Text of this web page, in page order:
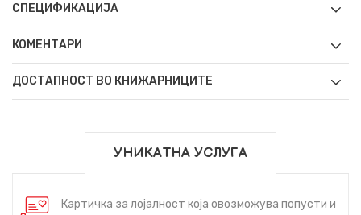
СПЕЦИФИКАЦИЈА
КОМЕНТАРИ
ДОСТАПНОСТ ВО КНИЖАРНИЦИТЕ
УНИКАТНА УСЛУГА
Картичка за лојалност која овозможува попусти и